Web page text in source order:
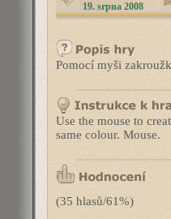
19. srpna 2008
Pomocí myši
Use the mouse to
same colour. Mouse.
(35 hlasů/61%)